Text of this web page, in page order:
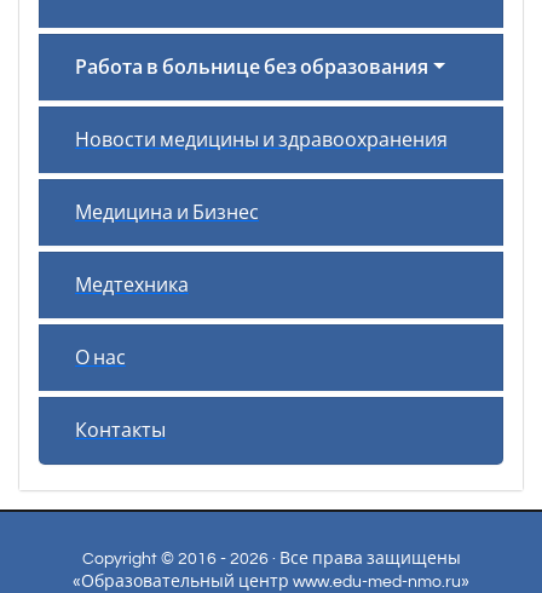
Работа в больнице без образования
Новости медицины и здравоохранения
Медицина и Бизнес
Медтехника
О нас
Контакты
Copyright © 2016 - 2026 · Все права защищены
«Образовательный центр www.edu-med-nmo.ru»